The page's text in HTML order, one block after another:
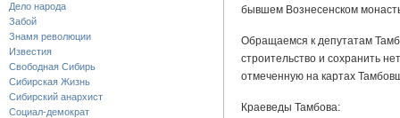
Дело народа
Забой
Знамя революции
Известия
Свободная Сибирь
Сибирская Жизнь
Сибирский анархист
Социал-демократ
бывшем Вознесенском
Обращаемся к депутатам
строительство и сохранить
отмеченную на картах
Краеведы Тамбова: